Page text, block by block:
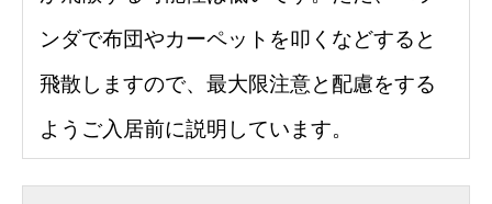
ンダで布団やカーペットを叩くなどすると
飛散しますので、最大限注意と配慮をする
ようご入居前に説明しています。